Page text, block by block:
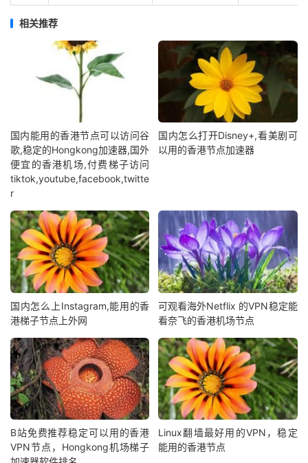
相关推荐
国内能用的香港节点可以访问谷
歌,稳定的Hongkong加速器,国外
便宜的香港机场,付费梯子访问
tiktok,youtube,facebook,twitte
r
国内怎么打开Disney+,看美剧可
以用的香港节点加速器
国内怎么上Instagram,能用的香
港梯子节点上外网
可观看海外Netflix 的VPN稳定能
看奈飞的香港机场节点
B站免费推荐稳定可以用的香港
VPN节点，Hongkong机场梯子
Linux翻墙最好用的VPN，稳定
能用的香港节点